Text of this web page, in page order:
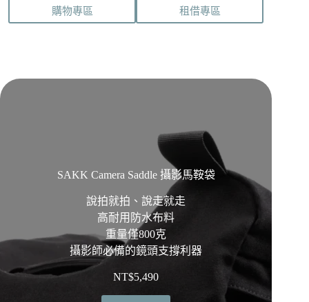
購物專區 租借專區
SAKK Camera Saddle 攝影馬鞍袋
說拍就拍、說走就走
高耐用防水布料
重量僅800克
攝影師必備的鏡頭支撐利器
NT$5,490